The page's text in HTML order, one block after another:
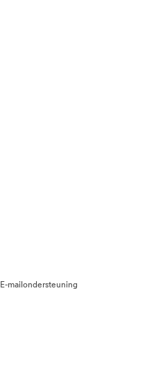
E-mailondersteuning